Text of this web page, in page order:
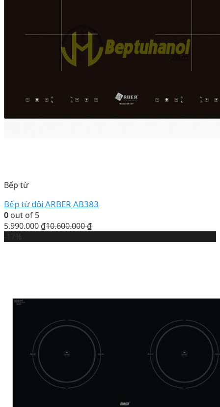
Bếp từ
Bếp từ đôi ARBER AB383
0 out of 5
5.990.000 ₫10.600.000₫